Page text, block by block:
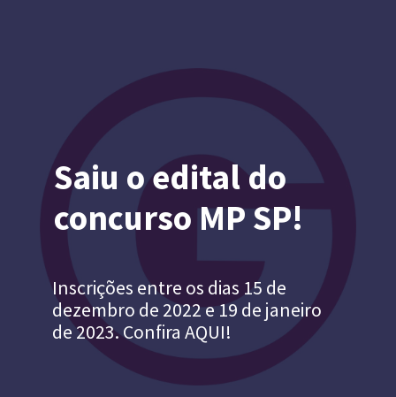
Saiu o edital do
concurso MP SP!
Inscrições entre os dias 15 de
dezembro de 2022 e 19 de janeiro
de 2023. Confira AQUI!